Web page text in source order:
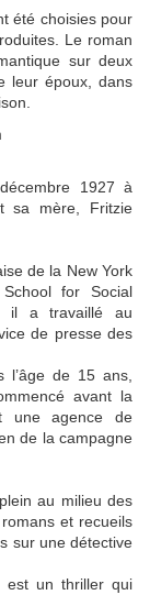
été choisies pour
Le roman
sur deux
leur époux, dans
1927 à
sa mère, Fritzie
de la New York
for Social
il a travaillé au
de presse des
l’âge de 15 ans,
avant la
une agence de
de la campagne
au milieu des
et recueils
sur une détective
est un thriller qui